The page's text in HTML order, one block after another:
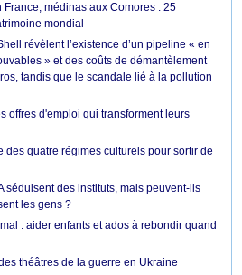
médinas aux Comores : 25
mondial
révèlent l’existence d’un pipeline « en
» et des coûts de démantèlement
tandis que le scandale lié à la pollution
offres d'emploi qui transforment leurs
des quatre régimes culturels pour sortir de
séduisent des instituts, mais peuvent-ils
les gens ?
: aider enfants et ados à rebondir quand
théâtres de la guerre en Ukraine